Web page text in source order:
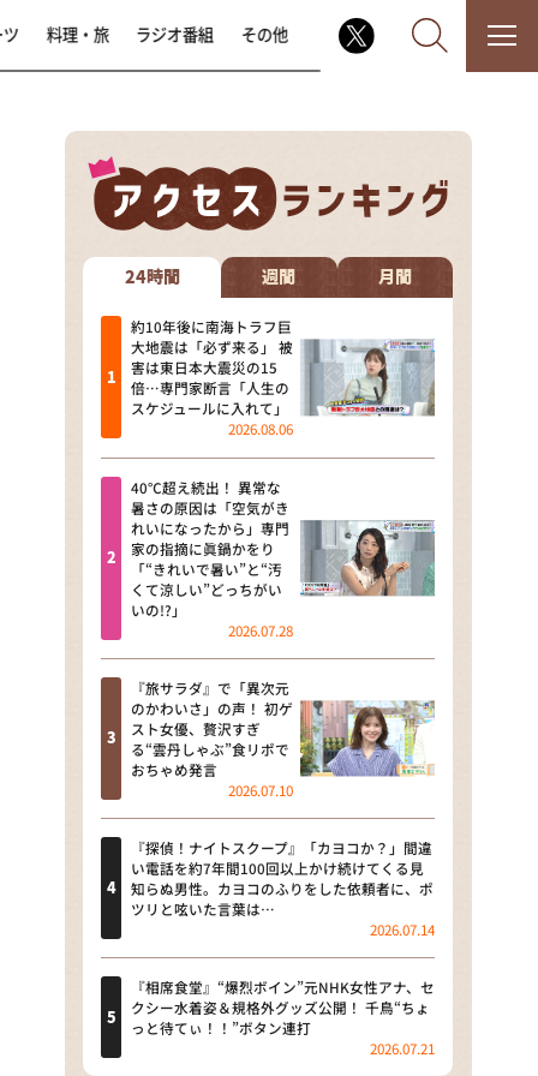
なるみ・岡村の過ぎるTV
相席食堂
これ余談なんですけど・・・
～人生密着トークバラエティ！
～ やすとものいたって真剣です
探偵！ナイトスクープ
news おかえり
河合＆A.B.C-Z塚田×福井アナ
「なんでやねん！？」（news お
かえり）
DAIGOも台所 ～きょうの献立 何
にする？～
本日はダイアンなり！シーズン２
朝だ！生です旅サラダ
教えて！ニュースライブ 正義の
ミカタ
ＬＩＦＥ～夢のカタチ～
新婚さんいらっしゃい！
ポツンと一軒家
ザキ山小屋本館
料理・旅 ラジオ番組 その他
24時間 週間 月間
約10年後に南海トラフ巨
大地震は「必ず来る」 被
害は東日本大震災の15
倍…専門家断言「人生の
スケジュールに入れて」
2026.08.06
40℃超え続出！ 異常な
暑さの原因は「空気がき
れいになったから」専門
家の指摘に眞鍋かをり
「“きれいで暑い”と“汚
くて涼しい”どっちがい
いの!?」
2026.07.28
『旅サラダ』で「異次元
のかわいさ」の声！ 初ゲ
スト女優、贅沢すぎ
る“雲丹しゃぶ”食リポで
おちゃめ発言
2026.07.10
『探偵！ナイトスクープ』「カヨコか？」間違
い電話を約7年間100回以上かけ続けてくる見
知らぬ男性。カヨコのふりをした依頼者に、ポ
ツリと呟いた言葉は…
2026.07.14
『相席食堂』“爆烈ボイン”元NHK女性アナ、セ
クシー水着姿＆規格外グッズ公開！ 千鳥“ちょ
っと待てぃ！！”ボタン連打
2026.07.21